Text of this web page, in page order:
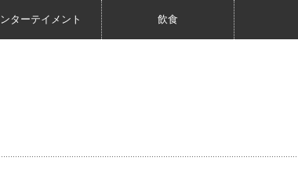
ターテイメント 飲食